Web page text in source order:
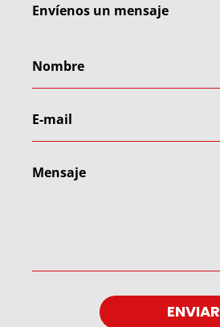
Envíenos un mensaje
ENVIAR